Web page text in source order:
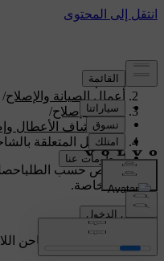
الدعم/
أعمال الصيانة والإصلاح/
أعمال الإصلاح/
استكشاف الأعطال
المشاكل المتعلقة
دعم مخصص حسب الطلب
بسيارتك الخاصة.
تسجيل الدخول
المشاكل المتعلقة بالشاحن